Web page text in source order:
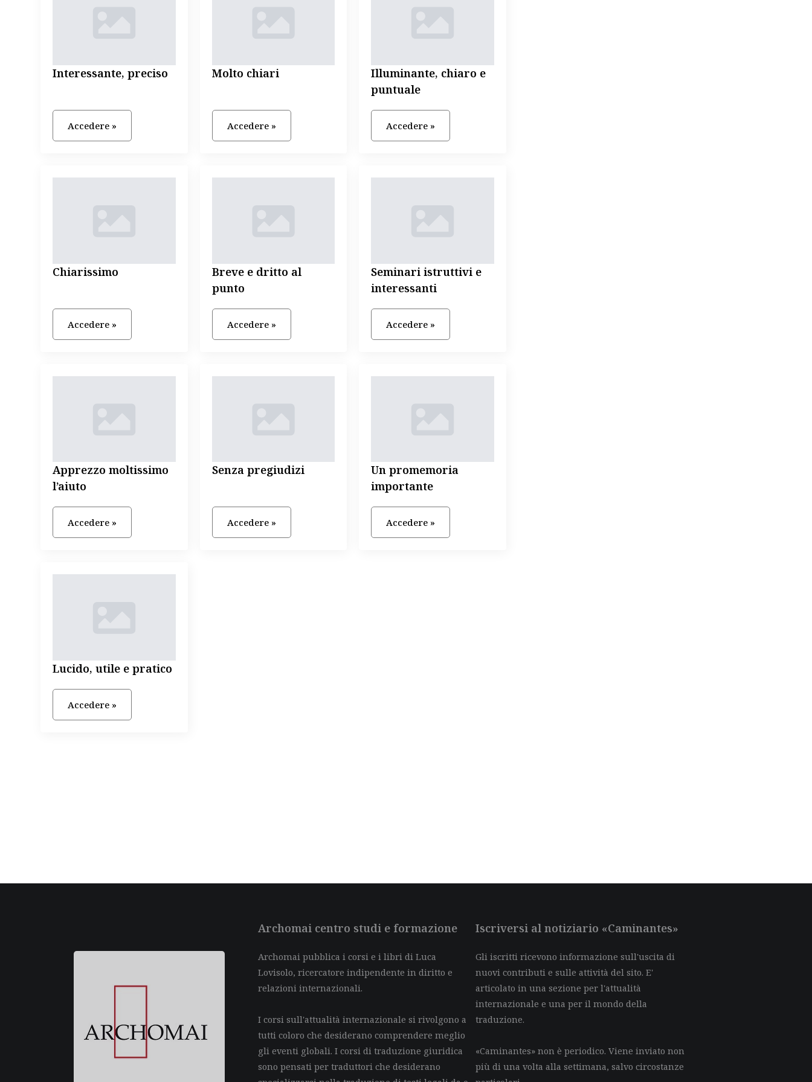
Interessante, preciso
Accedere »
Molto chiari
Accedere »
Illuminante, chiaro e
puntuale
Accedere »
Chiarissimo
Accedere »
Breve e dritto al
punto
Accedere »
Seminari istruttivi e
interessanti
Accedere »
Apprezzo moltissimo
l’aiuto
Accedere »
Senza pregiudizi
Accedere »
Un promemoria
importante
Accedere »
Lucido, utile e pratico
Accedere »
Archomai centro studi e formazione
Archomai pubblica i corsi e i libri di Luca
Lovisolo, ricercatore indipendente in diritto e
relazioni internazionali.
I corsi sull'attualità internazionale si rivolgono a
tutti coloro che desiderano comprendere meglio
gli eventi globali. I corsi di traduzione giuridica
sono pensati per traduttori che desiderano
Iscriversi al notiziario «Caminantes»
Gli iscritti ricevono informazione sull'uscita di
nuovi contributi e sulle attività del sito. E'
articolato in una sezione per l'attualità
internazionale e una per il mondo della
traduzione.
«Caminantes» non è periodico. Viene inviato non
più di una volta alla settimana, salvo circostanze